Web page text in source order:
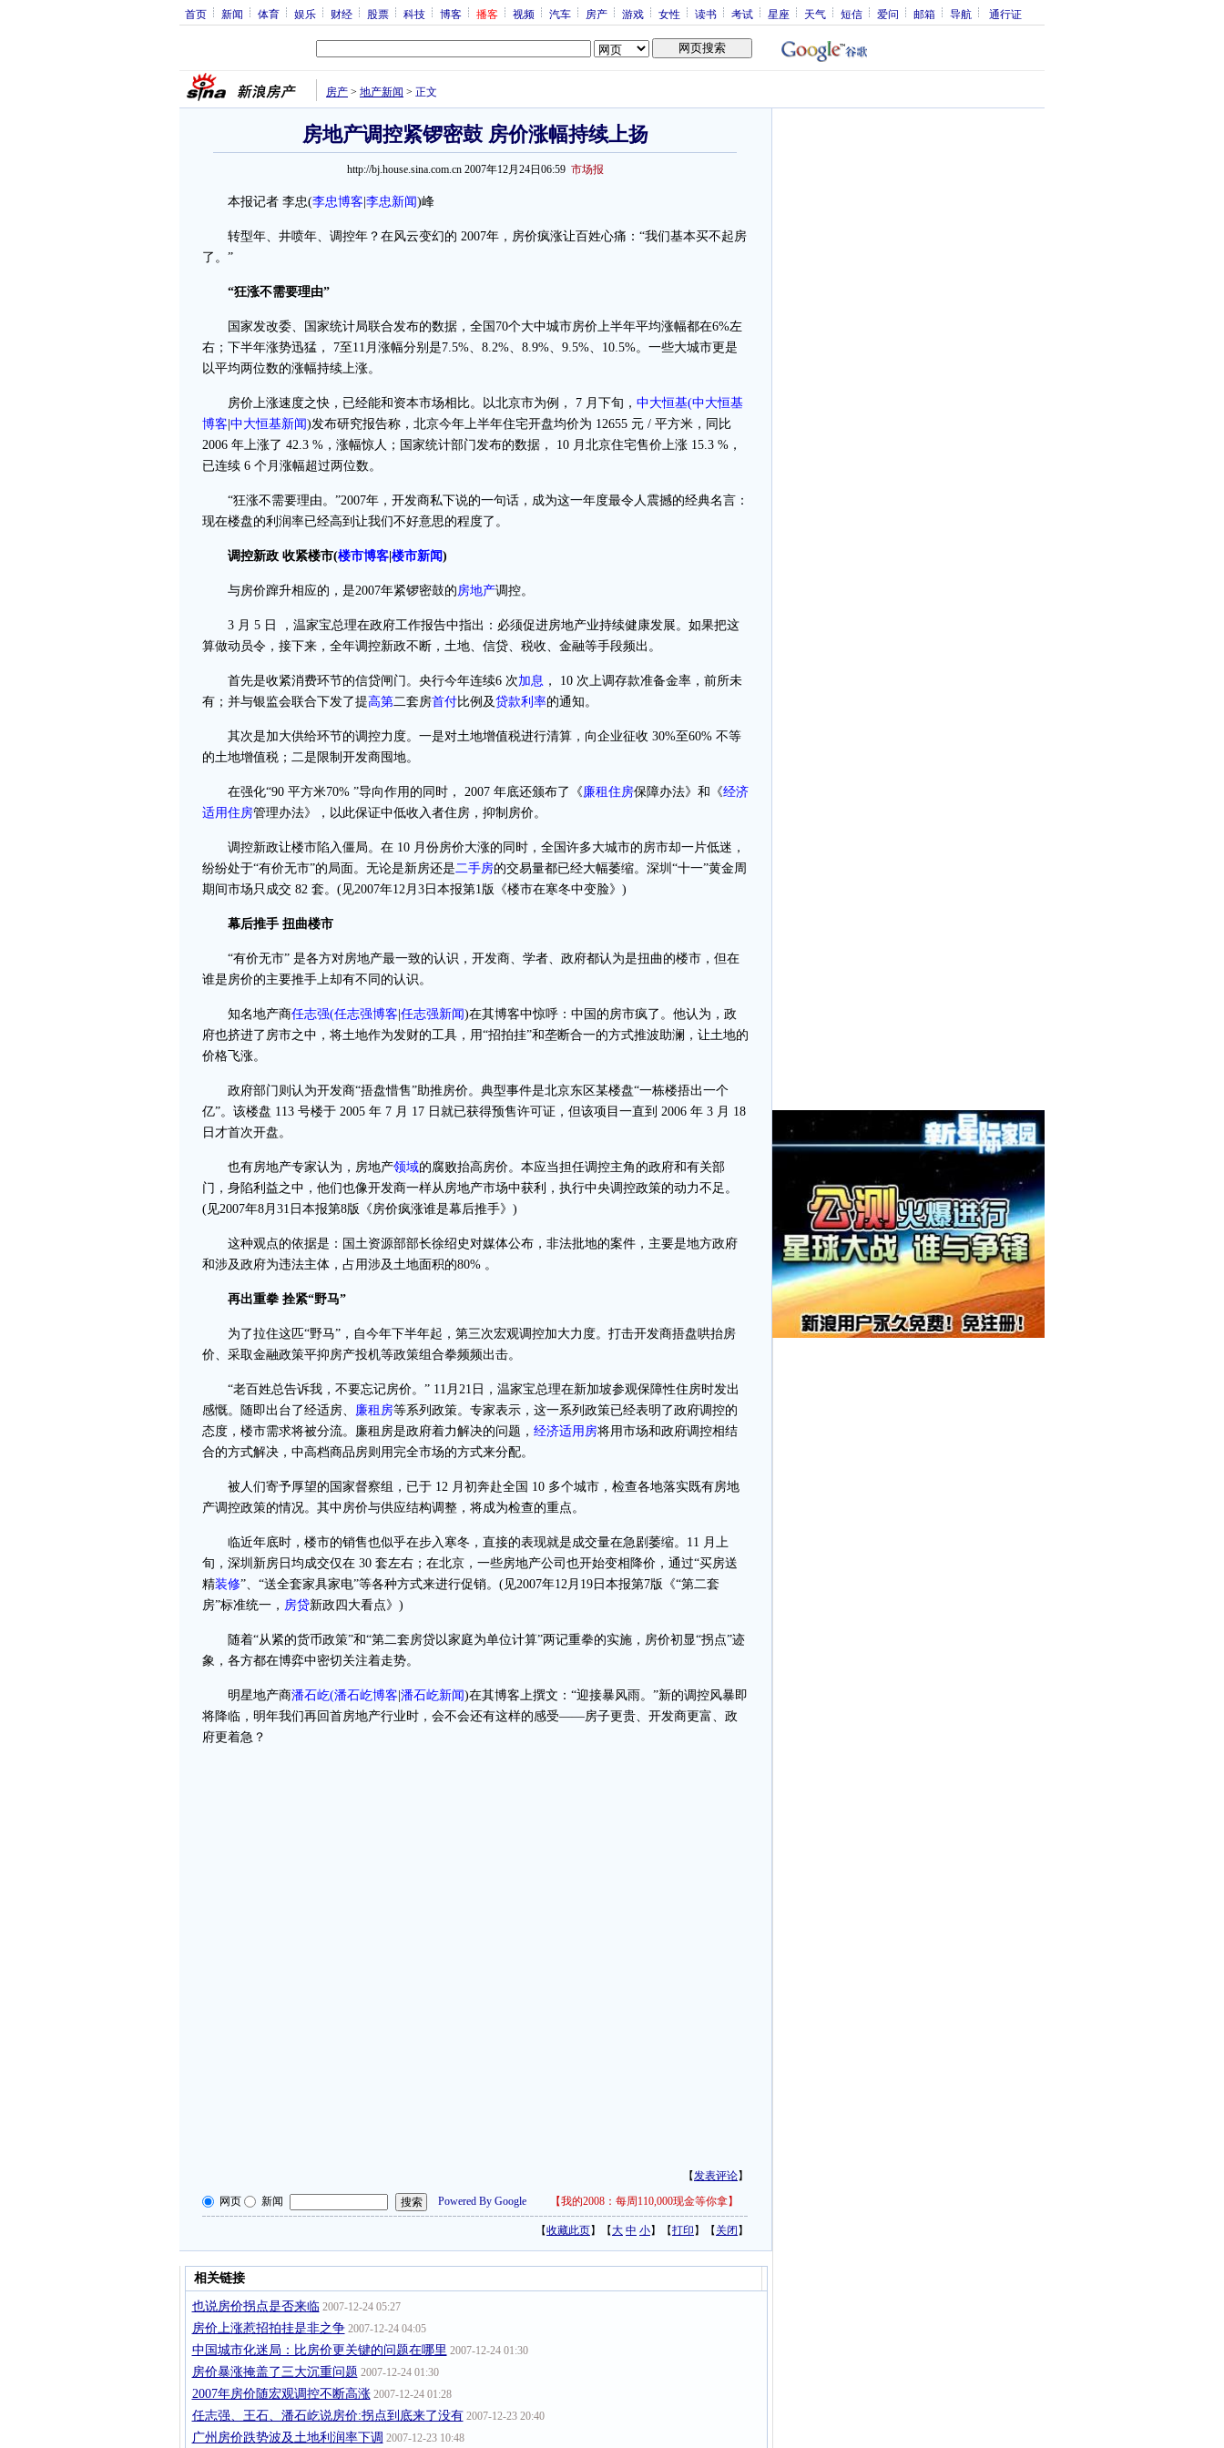
首页 新闻 体育 娱乐 财经 股票 科技 博客 播客 视频 汽车 房产 游戏 女性 读书 考试 星座 天气 短信 爱问 邮箱 导航 通行证
房产 > 地产新闻 > 正文
房地产调控紧锣密鼓 房价涨幅持续上扬
http://bj.house.sina.com.cn 2007年12月24日06:59 市场报
本报记者 李忠(李忠博客 李忠新闻)峰
转型年、井喷年、调控年？在风云变幻的 2007年，房价疯涨让百姓心痛：“我们基本买不起房
了。”
“狂涨不需要理由”
国家发改委、国家统计局联合发布的数据，全国70个大中城市房价上半年平均涨幅都在6%左
右；下半年涨势迅猛， 7至11月涨幅分别是7.5%、8.2%、8.9%、9.5%、10.5%。一些大城市更是
以平均两位数的涨幅持续上涨。
房价上涨速度之快，已经能和资本市场相比。以北京市为例， 7 月下旬， 中大恒基(中大恒基
博客 中大恒基新闻)发布研究报告称，北京今年上半年住宅开盘均价为 12655 元 / 平方米，同比
2006 年上涨了 42.3 %，涨幅惊人；国家统计部门发布的数据， 10 月北京住宅售价上涨 15.3 %，
已连续 6 个月涨幅超过两位数。
“狂涨不需要理由。”2007年，开发商私下说的一句话，成为这一年度最令人震撼的经典名言：
现在楼盘的利润率已经高到让我们不好意思的程度了。
调控新政 收紧楼市(楼市博客 楼市新闻)
与房价蹿升相应的，是2007年紧锣密鼓的房地产调控。
3 月 5 日 ，温家宝总理在政府工作报告中指出：必须促进房地产业持续健康发展。如果把这
算做动员令，接下来，全年调控新政不断，土地、信贷、税收、金融等手段频出。
首先是收紧消费环节的信贷闸门。央行今年连续6 次加息 ， 10 次上调存款准备金率，前所未
有；并与银监会联合下发了提高第二套房首付比例及贷款利率的通知。
其次是加大供给环节的调控力度。一是对土地增值税进行清算，向企业征收 30%至60% 不等
的土地增值税；二是限制开发商囤地。
在强化“90 平方米70% ”导向作用的同时， 2007 年底还颁布了《廉租住房保障办法》和《经济
适用住房管理办法》，以此保证中低收入者住房，抑制房价。
调控新政让楼市陷入僵局。在 10 月份房价大涨的同时，全国许多大城市的房市却一片低迷，
纷纷处于“有价无市”的局面。无论是新房还是二手房的交易量都已经大幅萎缩。深圳“十一”黄金周
期间市场只成交 82 套。(见2007年12月3日本报第1版《楼市在寒冬中变脸》)
幕后推手 扭曲楼市
“有价无市” 是各方对房地产最一致的认识，开发商、学者、政府都认为是扭曲的楼市，但在
谁是房价的主要推手上却有不同的认识。
知名地产商任志强(任志强博客 任志强新闻)在其博客中惊呼：中国的房市疯了。他认为，政
府也挤进了房市之中，将土地作为发财的工具，用“招拍挂”和垄断合一的方式推波助澜，让土地的
价格飞涨。
政府部门则认为开发商“捂盘惜售”助推房价。典型事件是北京东区某楼盘“一栋楼捂出一个
亿”。该楼盘 113 号楼于 2005 年 7 月 17 日就已获得预售许可证，但该项目一直到 2006 年 3 月 18
日才首次开盘。
也有房地产专家认为，房地产领域的腐败抬高房价。本应当担任调控主角的政府和有关部
门，身陷利益之中，他们也像开发商一样从房地产市场中获利，执行中央调控政策的动力不足。
(见2007年8月31日本报第8版《房价疯涨谁是幕后推手》)
这种观点的依据是：国土资源部部长徐绍史对媒体公布，非法批地的案件，主要是地方政府
和涉及政府为违法主体，占用涉及土地面积的80% 。
再出重拳 拴紧“野马”
为了拉住这匹“野马”，自今年下半年起，第三次宏观调控加大力度。打击开发商捂盘哄抬房
价、采取金融政策平抑房产投机等政策组合拳频频出击。
“老百姓总告诉我，不要忘记房价。” 11月21日，温家宝总理在新加坡参观保障性住房时发出
感慨。随即出台了经适房、 廉租房等系列政策。专家表示，这一系列政策已经表明了政府调控的
态度，楼市需求将被分流。廉租房是政府着力解决的问题， 经济适用房将用市场和政府调控相结
合的方式解决，中高档商品房则用完全市场的方式来分配。
被人们寄予厚望的国家督察组，已于 12 月初奔赴全国 10 多个城市，检查各地落实既有房地
产调控政策的情况。其中房价与供应结构调整，将成为检查的重点。
临近年底时，楼市的销售也似乎在步入寒冬，直接的表现就是成交量在急剧萎缩。11 月上
旬，深圳新房日均成交仅在 30 套左右；在北京，一些房地产公司也开始变相降价，通过“买房送
精装修”、“送全套家具家电”等各种方式来进行促销。(见2007年12月19日本报第7版《“第二套
房”标准统一， 房贷新政四大看点》)
随着“从紧的货币政策”和“第二套房贷以家庭为单位计算”两记重拳的实施，房价初显“拐点”迹
象，各方都在博弈中密切关注着走势。
明星地产商潘石屹(潘石屹博客 潘石屹新闻)在其博客上撰文：“迎接暴风雨。”新的调控风暴即
将降临，明年我们再回首房地产行业时，会不会还有这样的感受——房子更贵、开发商更富、政
府更着急？
【发表评论】
网页
新闻 Powered By Google 【我的2008：每周110,000现金等你拿】
【收藏此页】【大 中 小】【打印 】【 关闭 】
相关链接
也说房价拐点是否来临 2007-12-24 05:27
房价上涨惹招拍挂是非之争2007-12-24 04:05
中国城市化迷局：比房价更关键的问题在哪里 2007-12-24 01:30
房价暴涨掩盖了三大沉重问题 2007-12-24 01:30
2007年房价随宏观调控不断高涨2007-12-24 01:28
任志强、王石、潘石屹说房价:拐点到底来了没有2007-12-23 20:40
广州房价跌势波及土地利润率下调 2007-12-23 10:48